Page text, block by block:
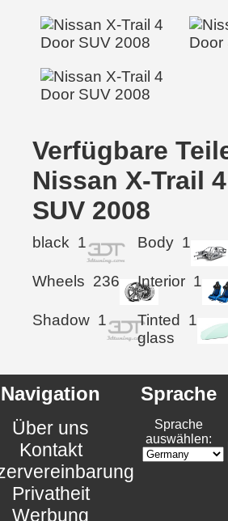
Verfügbare
Nissan X-Trail
SUV 2008
black 1 Body 1
Wheels 236 Interior 1
Shadow 1
Tinted
glass
1
Navigation
Über uns
Kontakt
Privatheit
Werbung
Sprache
Sprache
auswählen: